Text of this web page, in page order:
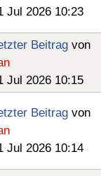
Jul 2026 10:23
Beitrag von
Jul 2026 10:15
Beitrag von
Jul 2026 10:14